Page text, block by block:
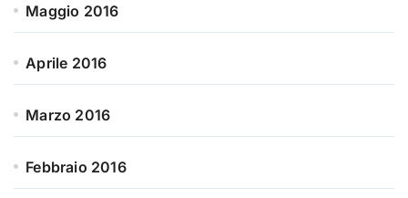
Maggio 2016
Aprile 2016
Marzo 2016
Febbraio 2016